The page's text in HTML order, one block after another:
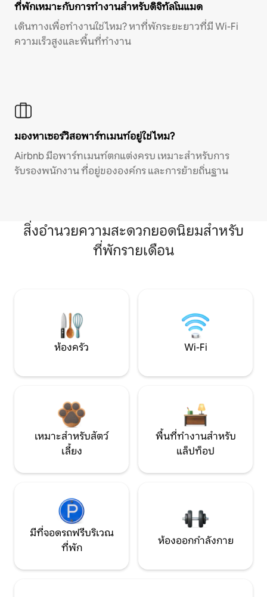
ที่พักเหมาะกับการทำงานสำหรับดิจิทัลโนแมด
เดินทางเพื่อทำงานใช่ไหม? หาที่พักระยะยาวที่มี Wi-Fi
ความเร็วสูงและพื้นที่ทำงาน
มองหาเซอร์วิสอพาร์ทเมนท์อยู่ใช่ไหม?
Airbnb มีอพาร์ทเมนท์ตกแต่งครบ เหมาะสำหรับการ
รับรองพนักงาน ที่อยู่ขององค์กร และการย้ายถิ่นฐาน
สิ่งอำนวยความสะดวกยอดนิยมสำหรับ
ที่พักรายเดือน
ห้องครัว Wi-Fi
เหมาะสำหรับสัตว์
เลี้ยง
พื้นที่ทำงานสำหรับ
แล็ปท็อป
มีที่จอดรถฟรีบริเวณ
ที่พัก
ห้องออกกำลังกาย